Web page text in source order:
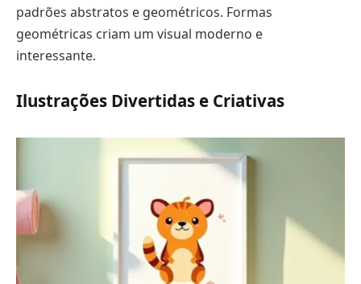
padrões abstratos e geométricos. Formas
geométricas criam um visual moderno e
interessante.
Ilustrações Divertidas e Criativas